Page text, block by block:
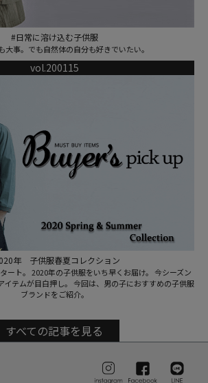
#日常に溶け込む子供服
大事。でも自然体の自分も好きでいたい。
vol.200115
年 子供服春夏コレクション
ート。 2020年の子供服をいち早くお届け。 今シーズン
イテムが目白押し。 今回は、男の子におすすめの子供服
ブランドをご紹介。
すべての記事を見る